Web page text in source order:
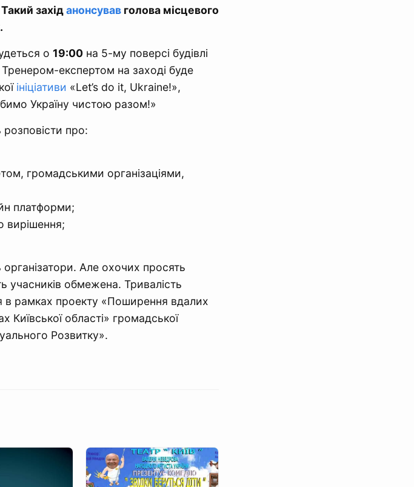
західанонсував голова місцевого
о 19:00 на 5-му поверсі будівлі
Тренером-експертом на заході буде
ініціативи «Let’s do it, Ukraine!»,
Україну чистою разом!»
розповісти про:
громадськими організаціями,
платформи;
вирішення;
Але охочих просять
учасників обмежена. Тривалість
в рамках проекту «Поширення вдалих
Київської області» громадської
Розвитку».